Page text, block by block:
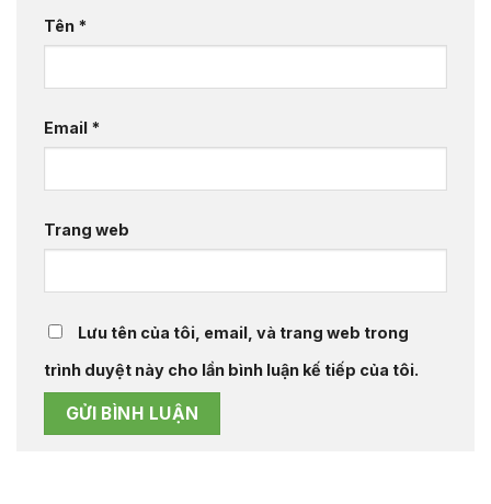
Tên *
Email *
Trang web
Lưu tên của tôi, email, và trang web trong
trình duyệt này cho lần bình luận kế tiếp của tôi.